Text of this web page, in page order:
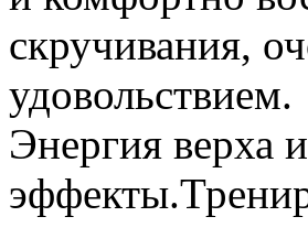
скручивания,
удовольствием.
Энергия верха